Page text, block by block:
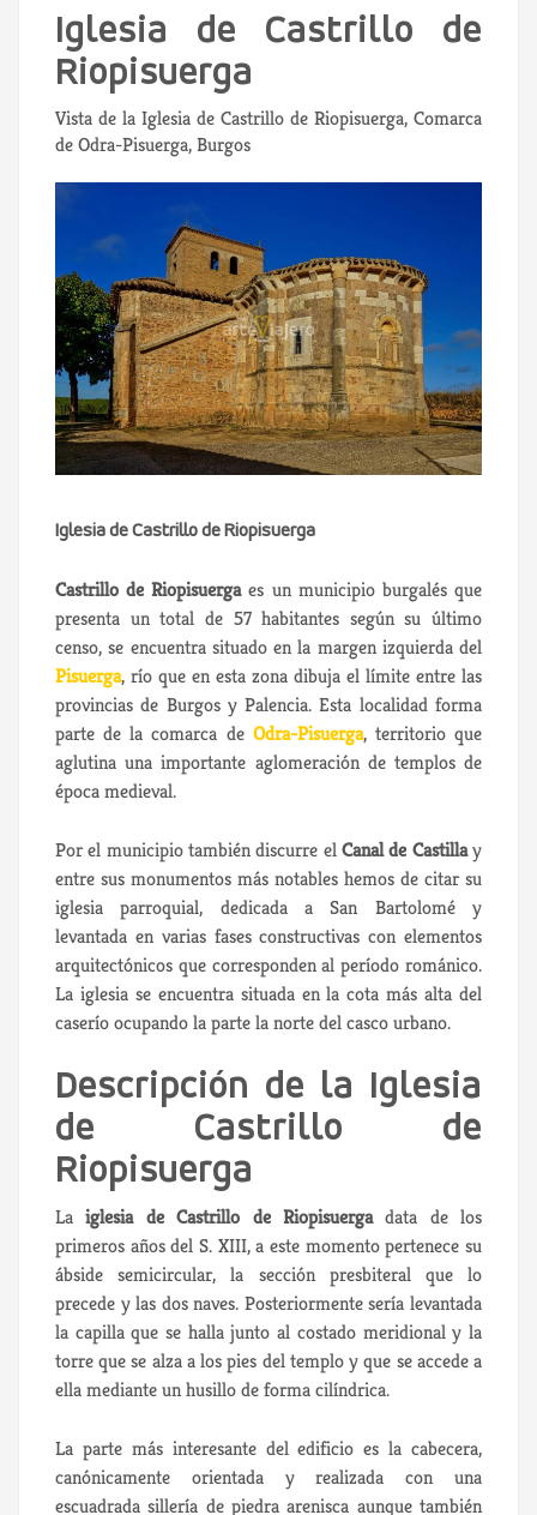
Iglesia de Castrillo de
Riopisuerga
Vista de la Iglesia de Castrillo de Riopisuerga, Comarca
de Odra-Pisuerga, Burgos
Iglesia de Castrillo de Riopisuerga
Castrillo de Riopisuergaes un municipio burgalés que
presenta un total de 57 habitantes según su último
censo, se encuentra situado en la margen izquierda del
Pisuerga, río que en esta zona dibuja el límite entre las
provincias de Burgos y Palencia. Esta localidad forma
parte de la comarca de Odra-Pisuerga, territorio que
aglutina una importante aglomeración de templos de
época medieval.
Por el municipio también discurre elCanal de Castillay
entre sus monumentos más notables hemos de citar su
iglesia parroquial, dedicada a San Bartolomé y
levantada en varias fases constructivas con elementos
arquitectónicos que corresponden al período románico.
La iglesia se encuentra situada en la cota más alta del
caserío ocupando la parte la norte del casco urbano.
Descripción de la Iglesia
de Castrillo de
Riopisuerga
Laiglesia de Castrillo de Riopisuergadata de los
primeros años del S. XIII, a este momento pertenece su
ábside semicircular, la sección presbiteral que lo
precede y las dos naves. Posteriormente sería levantada
la capilla que se halla junto al costado meridional y la
torre que se alza a los pies del templo y que se accede a
ella mediante un husillo de forma cilíndrica.
La parte más interesante del edificio es la cabecera,
canónicamente orientada y realizada con una
escuadrada sillería de piedra arenisca aunque también